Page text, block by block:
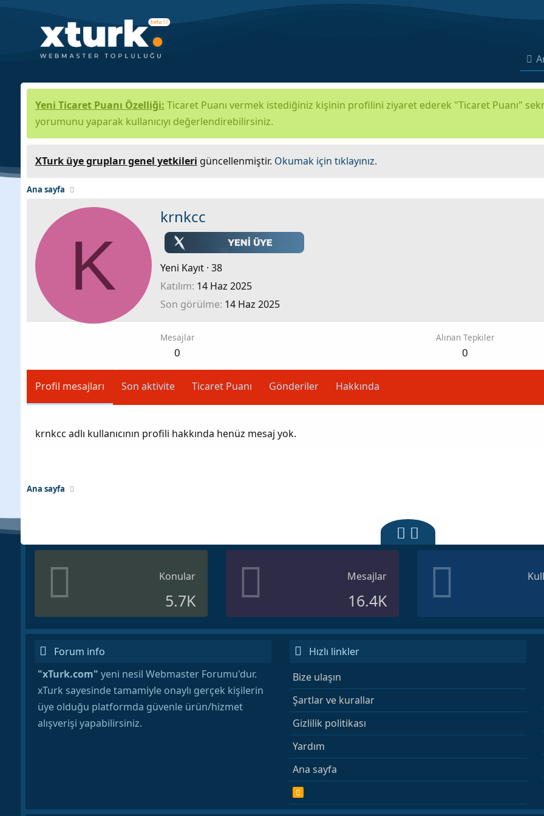
Yeni Ticaret Puanı Özelliği: Ticaret Puanı vermek istediğiniz kişinin profilini ziyaret ederek "Ticaret Puanı"
yorumunu yaparak kullanıcıyı değerlendirebilirsiniz.
XTurk üye grupları genel yetkileri güncellenmiştir. Okumak için tıklayınız.
Ana sayfa
K
krnkcc
Yeni Kayıt · 38
Katılım 14 Haz 2025
Son görülme 14 Haz 2025
Mesajlar
0
Alınan Tepkiler
0
Profil mesajları Son aktivite Ticaret Puanı Gönderiler Hakkında
krnkcc adlı kullanıcının profili hakkında henüz mesaj yok.
Ana sayfa
Konular
5.7K
Mesajlar
16.4K
Forum info
"xTurk.com" yeni nesil Webmaster Forumu'dur.
xTurk sayesinde tamamiyle onaylı gerçek kişilerin
üye olduğu platformda güvenle ürün/hizmet
alışverişi yapabilirsiniz.
Hızlı linkler
Bize ulaşın
Şartlar ve kurallar
Gizlilik politikası
Yardım
Ana sayfa
R
S
S